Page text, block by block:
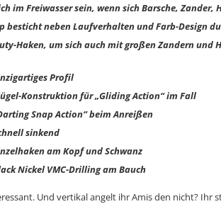
im Freiwasser sein, wenn sich Barsche,
besticht neben Laufverhalten und Farb-Design
Haken, um sich auch mit großen Zandern und
Profil
Konstruktion für „Gliding Action“ im Fall
Snap Action“ beim Anreißen
sinkend
am Kopf und Schwanz
Nickel VMC-Drilling am Bauch
Und vertikal angelt ihr Amis den nicht? Ihr